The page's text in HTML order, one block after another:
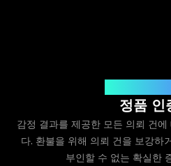
정품 인
감정 결과를 제공한 모든 의뢰 건
다. 환불을 위해 의뢰 건을 보강하
부인할 수 없는 확실한